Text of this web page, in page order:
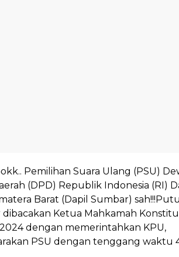
Pemilihan Suara Ulang (PSU)
(DPD) Republik Indonesia (RI)
Barat (Dapil Sumbar)
dibacakan Ketua Mahkamah
dengan memerintahkan KPU,
PSU dengan tenggang waktu